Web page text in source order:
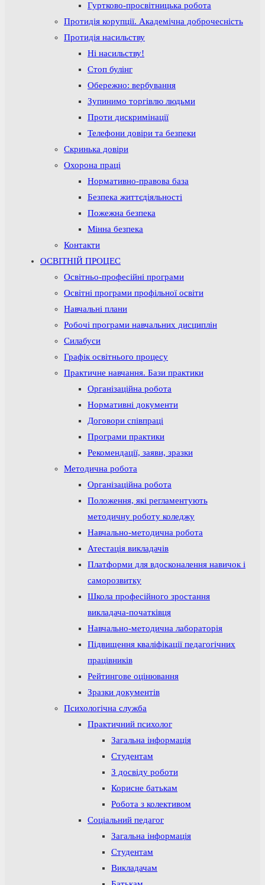
Гуртково-просвітницька робота
Протидія корупції. Академічна доброчесність
Протидія насильству
Ні насильству!
Стоп булінг
Обережно: вербування
Зупинимо торгівлю людьми
Проти дискримінації
Телефони довіри та безпеки
Скринька довіри
Охорона праці
Нормативно-правова база
Безпека життєдіяльності
Пожежна безпека
Мінна безпека
Контакти
ОСВІТНІЙ ПРОЦЕС
Освітньо-професійні програми
Освітні програми профільної освіти
Навчальні плани
Робочі програми навчальних дисциплін
Силабуси
Графік освітнього процесу
Практичне навчання. Бази практики
Організаційна робота
Нормативні документи
Договори співпраці
Програми практики
Рекомендації, заяви, зразки
Методична робота
Організаційна робота
Положення, які регламентують
методичну роботу коледжу
Навчально-методична робота
Атестація викладачів
Платформи для вдосконалення навичок і
саморозвитку
Школа професійного зростання
викладача-початківця
Навчально-методична лабораторія
Підвищення кваліфікації педагогічних
працівників
Рейтингове оцінювання
Зразки документів
Психологічна служба
Практичний психолог
Загальна інформація
Студентам
З досвіду роботи
Корисне батькам
Робота з колективом
Соціальний педагог
Загальна інформація
Студентам
Викладачам